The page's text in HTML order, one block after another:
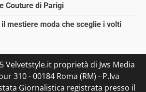
Couture di Parigi
mestiere moda che sceglie i volti
Velvetstyle.it proprietà di Jws Media
310 - 00184 Roma (RM) - P.Iva
Giornalistica registrata presso il